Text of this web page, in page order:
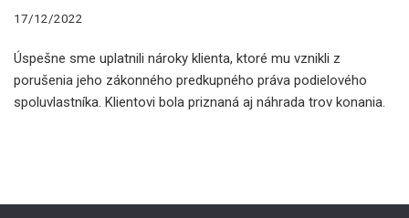
17/12/2022
Úspešne sme uplatnili nároky klienta, ktoré mu vznikli z
porušenia jeho zákonného predkupného práva podielového
spoluvlastníka. Klientovi bola priznaná aj náhrada trov konania.